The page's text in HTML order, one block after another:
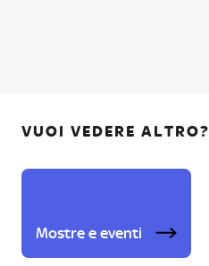
VUOI VEDERE ALTRO?
Mostre e eventi